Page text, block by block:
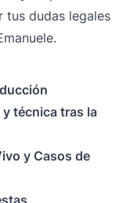
dudas legales
técnica tras la
y Casos de